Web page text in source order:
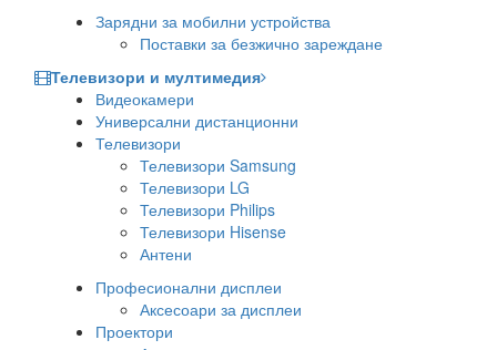
Зарядни за мобилни устройства
Поставки за безжично зареждане
Телевизори и мултимедия
Видеокамери
Универсални дистанционни
Телевизори
Телевизори Samsung
Телевизори LG
Телевизори Philips
Телевизори Hisense
Антени
Професионални дисплеи
Аксесоари за дисплеи
Проектори